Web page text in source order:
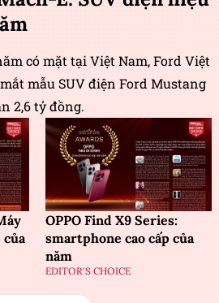
có mặt tại Việt Nam, Ford Việt
mẫu SUV điện Ford Mustang
2,6 tỷ đồng.
của
OPPO Find X9 Series:
smartphone cao cấp của
năm
EDITOR'S CHOICE